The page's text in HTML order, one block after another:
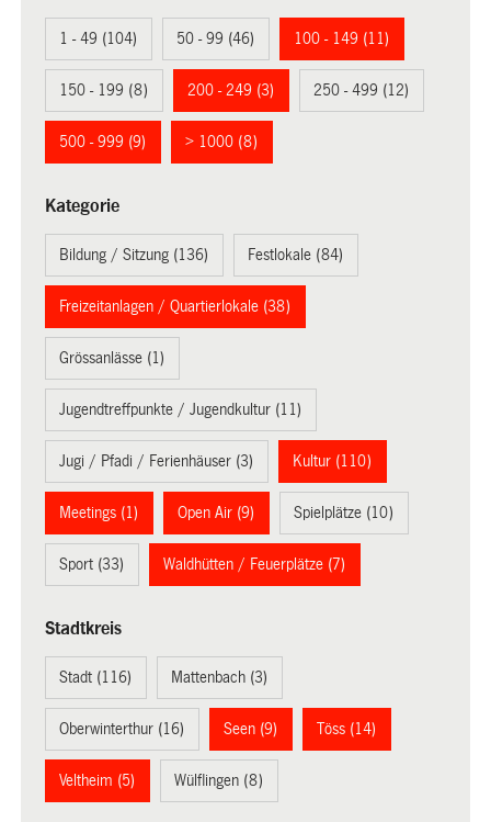
1 - 49 (104) 50 - 99 (46) 100 - 149 (11)
150 - 199 (8) 200 - 249 (3) 250 - 499 (12)
500 - 999 (9) > 1000 (8)
Kategorie
Bildung / Sitzung (136) Festlokale (84)
Freizeitanlagen / Quartierlokale (38)
Grössanlässe (1)
Jugendtreffpunkte / Jugendkultur (11)
Jugi / Pfadi / Ferienhäuser (3) Kultur (110)
Meetings (1) Open Air (9) Spielplätze (10)
Sport (33) Waldhütten / Feuerplätze (7)
Stadtkreis
Stadt (116) Mattenbach (3)
Oberwinterthur (16) Seen (9) Töss (14)
Veltheim (5) Wülflingen (8)